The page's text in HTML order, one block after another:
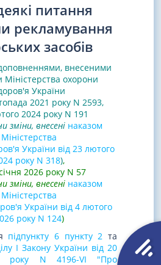
питання
рекламування
засобів
доповненнями, внесеними
Міністерства охорони
України
2021 року N 2593,
2024 року N 191
зміни, внесені наказом
Міністерства
України від 23 лютого
року N 318),
2026 року N 57
зміни, внесені наказом
Міністерства
України від 4 лютого
року N 124)
підпункту 6 пункту 2 та
I Закону України від 20
року N 4196-VI "Про